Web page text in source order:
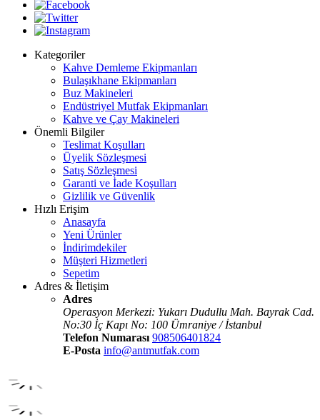
Kategoriler
Kahve Demleme Ekipmanları
Bulaşıkhane Ekipmanları
Buz Makineleri
Endüstriyel Mutfak Ekipmanları
Kahve ve Çay Makineleri
Önemli Bilgiler
Teslimat Koşulları
Üyelik Sözleşmesi
Satış Sözleşmesi
Garanti ve İade Koşulları
Gizlilik ve Güvenlik
Hızlı Erişim
Anasayfa
Yeni Ürünler
İndirimdekiler
Müşteri Hizmetleri
Sepetim
Adres & İletişim
Adres
Operasyon Merkezi: Yukarı Dudullu Mah. Bayrak Cad.
No:30 İç Kapı No: 100 Ümraniye / İstanbul
Telefon Numarası 908506401824
E-Posta info@antmutfak.com